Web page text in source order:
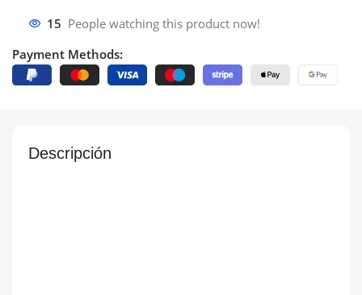
15 People watching this product now!
Payment Methods:
Descripción